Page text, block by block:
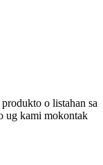
o listahan sa
ug kami mokontak